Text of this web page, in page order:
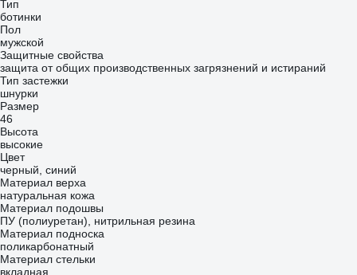
Тип
ботинки
Пол
мужской
Защитные свойства
защита от общих производственных загрязнений и истираний
Тип застежки
шнурки
Размер
46
Высота
высокие
Цвет
черный, синий
Материал верха
натуральная кожа
Материал подошвы
ПУ (полиуретан), нитрильная резина
Материал подноска
поликарбонатный
Материал стельки
вкладная